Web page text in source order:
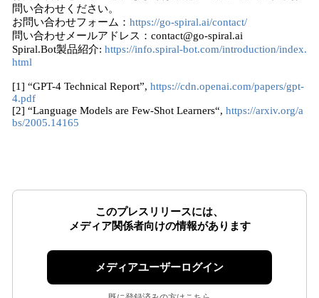
問い合わせください。
お問い合わせフォーム： https://go-spiral.ai/contact/
問い合わせメールアドレス：contact@go-spiral.ai
Spiral.Bot製品紹介: https://info.spiral-bot.com/introduction/index.
html
[1] “GPT-4 Technical Report”, https://cdn.openai.com/papers/gpt-
4.pdf
[2] “Language Models are Few-Shot Learners“, https://arxiv.org/a
bs/2005.14165
このプレスリリースには、
メディア関係者向けの情報があります
メディアユーザーログイン